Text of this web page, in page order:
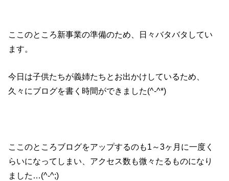
ここのところ新事業の準備のため、日々バタバタしてい
ます。
今日は子供たちが義姉たちとお出かけしているため、
久々にブログを書く時間ができました(^-^*)
ここのところブログをアップするのも1～3ヶ月に一度く
らいになってしまい、アクセス数も微々たるものになり
ました…(^-^;)